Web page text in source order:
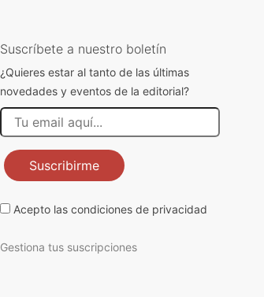
Suscríbete a nuestro boletín
¿Quieres estar al tanto de las últimas
novedades y eventos de la editorial?
Suscribirme
Acepto las condiciones de privacidad
Gestiona tus suscripciones